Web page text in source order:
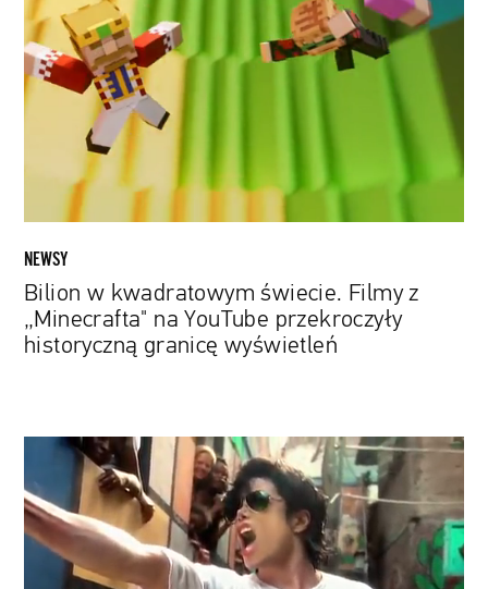
kwadratowym
świecie.
Filmy
z
przekroczyły
historyczną
granicę
NEWSY
Bilion w kwadratowym świecie. Filmy z
„Minecrafta" na YouTube przekroczyły
historyczną granicę wyświetleń
składa
hołd
Michaelowi
Jacksonowi